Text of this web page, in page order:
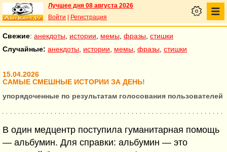
Лучшее дня 08 августа 2026
Войти
Регистрация
Свежие: анекдоты истории мемы фразы стишки
Случайные: анекдоты истории мемы фразы стишки
15.04.2026
САМЫЕ СМЕШНЫЕ ИСТОРИИ ЗА ДЕНЬ!
упорядоченные по результатам голосования пользователей
В один медцентр поступила гуманитарная помощь
— альбумин. Для справки: альбумин — это